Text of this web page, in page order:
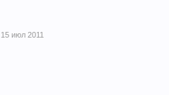
15 июл 2011